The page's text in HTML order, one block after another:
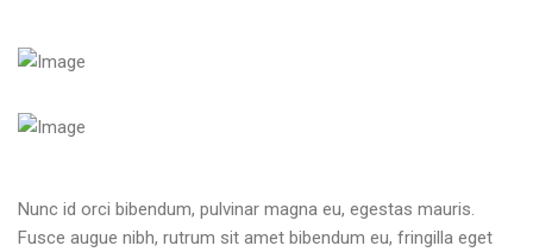
Nunc id orci bibendum, pulvinar magna eu, egestas mauris.
Fusce augue nibh, rutrum sit amet bibendum eu, fringilla eget